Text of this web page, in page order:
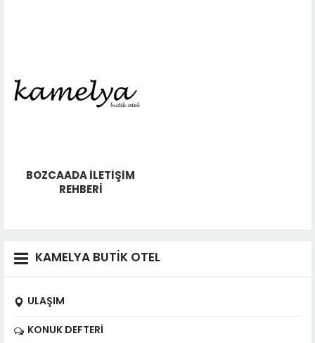
BOZCAADA İLETİŞİM
REHBERİ
KAMELYA BUTİK OTEL
ULAŞIM
KONUK DEFTERI